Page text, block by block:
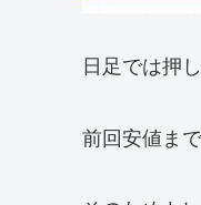
日足では押
前回安値ま